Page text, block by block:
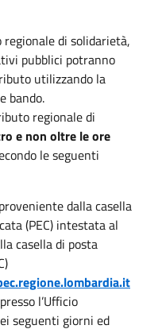
di solidarietà,
pubblici potranno
utilizzando la
bando.
regionale di
e non oltre le ore
le seguenti
dalla casella
(PEC) intestata al
casella di posta
l’Ufficio
seguenti giorni ed